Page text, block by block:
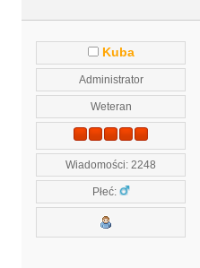
Kuba
Administrator
Weteran
Wiadomości: 2248
Płeć: